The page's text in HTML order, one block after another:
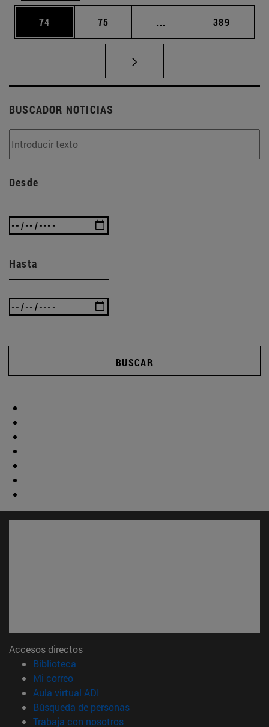
Página
74 Página
75 ... Páginas intermedias
Página
389
BUSCADOR NOTICIAS
Desde
Hasta
BUSCAR
Accesos directos
Biblioteca
Mi correo(abre en nueva ventana)
Aula virtual ADI
Búsqueda de personas(abre en nueva ventana)
Trabaja con nosotros(abre en nueva ventana)